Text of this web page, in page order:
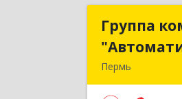
Группа
Пермь